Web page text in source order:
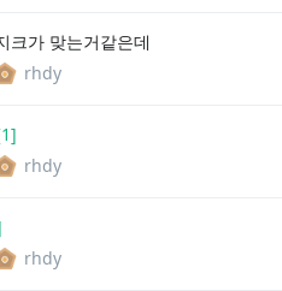
크가 맞는거같은데
rhdy
1]
rhdy
rhdy